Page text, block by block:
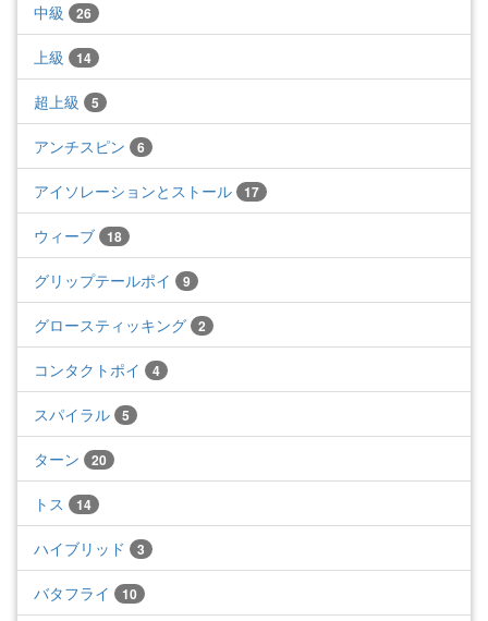
中級 26
上級 14
超上級 5
アンチスピン 6
アイソレーションとストール 17
ウィーブ 18
グリップテールポイ 9
グロースティッキング 2
コンタクトポイ 4
スパイラル 5
ターン 20
トス 14
ハイブリッド 3
バタフライ 10